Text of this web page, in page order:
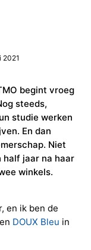
| Ad
2021
begint vroeg
steeds,
studie werken
En dan
Niet
half jaar na haar
winkels.
en ik ben de
en DOUX Bleu in